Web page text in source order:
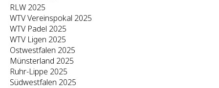
RLW 2025
WTV Vereinspokal 2025
WTV Padel 2025
WTV Ligen 2025
Ostwestfalen 2025
Münsterland 2025
Ruhr-Lippe 2025
Südwestfalen 2025